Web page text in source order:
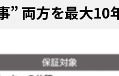
” 両方を最大10